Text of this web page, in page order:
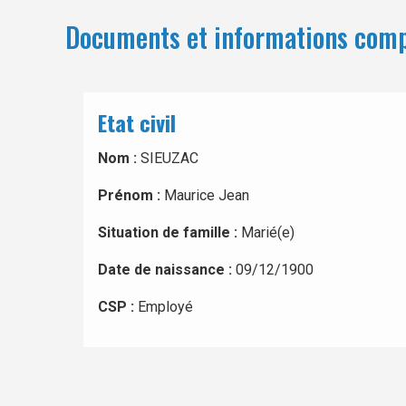
Documents et informations
Etat civil
Nom : SIEUZAC
Prénom : Maurice Jean
Situation de famille : Marié(e)
Date de naissance : 09/12/1900
CSP : Employé